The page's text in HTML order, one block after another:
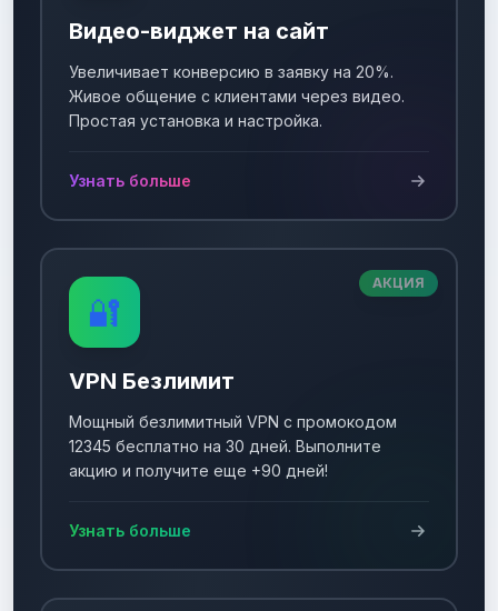
Видео-виджет на сайт
Увеличивает конверсию в заявку на 20%.
Живое общение с клиентами через видео.
Простая установка и настройка.
Узнать больше
АКЦИЯ
🔐
VPN Безлимит
Мощный безлимитный VPN с промокодом
12345 бесплатно на 30 дней. Выполните
акцию и получите еще +90 дней!
Узнать больше